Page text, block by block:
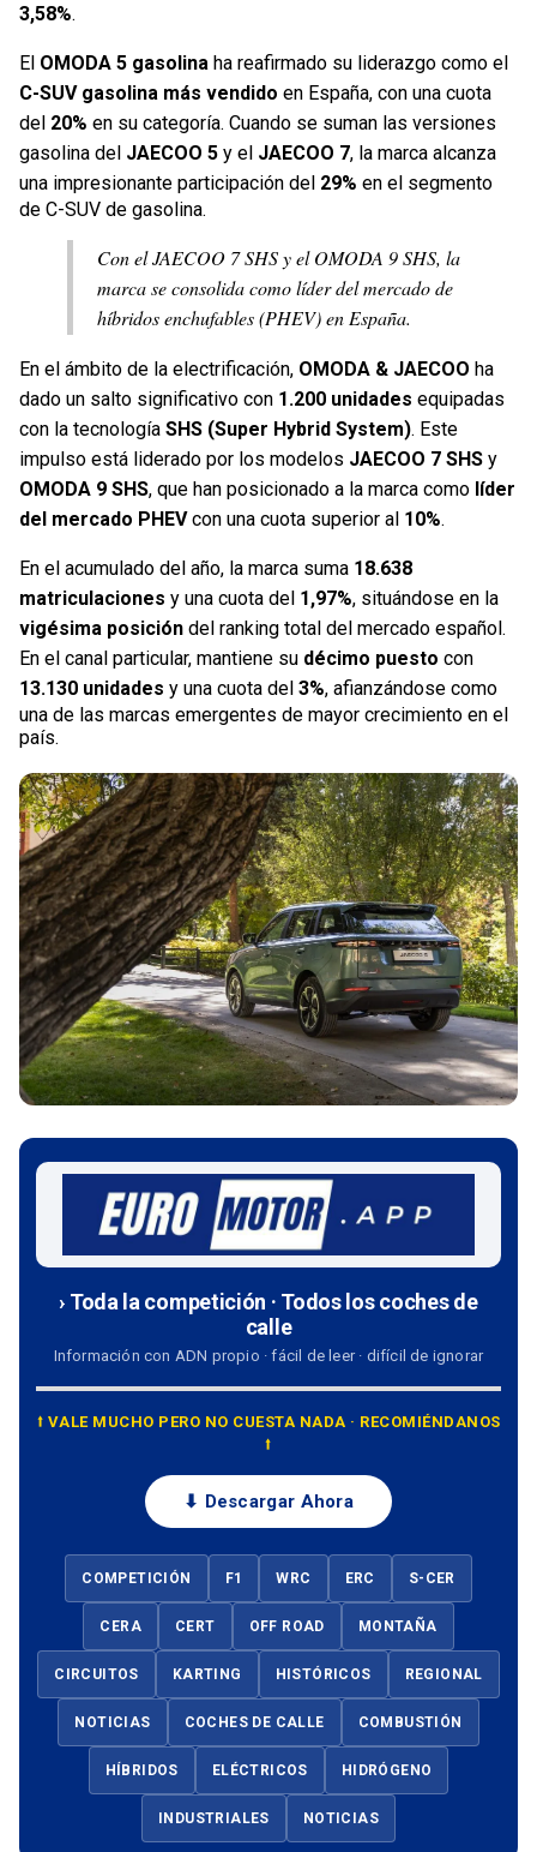
3,58%.
El OMODA 5 gasolina ha reafirmado su liderazgo como el
C-SUV gasolina más vendido en España, con una cuota
del 20% en su categoría. Cuando se suman las versiones
gasolina del JAECOO 5 y el JAECOO 7, la marca alcanza
una impresionante participación del 29% en el segmento
de C-SUV de gasolina.
Con el JAECOO 7 SHS y el OMODA 9 SHS, la
marca se consolida como líder del mercado de
híbridos enchufables (PHEV) en España.
En el ámbito de la electrificación, OMODA & JAECOO ha
dado un salto significativo con 1.200 unidades equipadas
con la tecnología SHS (Super Hybrid System). Este
impulso está liderado por los modelos JAECOO 7 SHS y
OMODA 9 SHS, que han posicionado a la marca como líder
del mercado PHEVcon una cuota superior al 10%.
En el acumulado del año, la marca suma 18.638
matriculaciones y una cuota del 1,97%, situándose en la
vigésima posición del ranking total del mercado español.
En el canal particular, mantiene su décimo puesto con
13.130 unidades y una cuota del 3%, afianzándose como
una de las marcas emergentes de mayor crecimiento en el
país.
› Toda la competición · Todos los coches de
calle
Información con ADN propio · fácil de leer · difícil de ignorar
⭡ VALE MUCHO PERO NO CUESTA NADA · RECOMIÉNDANOS
⭡
⬇ Descargar Ahora
COMPETICIÓN F1 WRC ERC S-CER
CERA CERT OFF ROAD MONTAÑA
CIRCUITOS KARTING HISTÓRICOS REGIONAL
NOTICIAS COCHES DE CALLE COMBUSTIÓN
HÍBRIDOS ELÉCTRICOS HIDRÓGENO
INDUSTRIALES NOTICIAS